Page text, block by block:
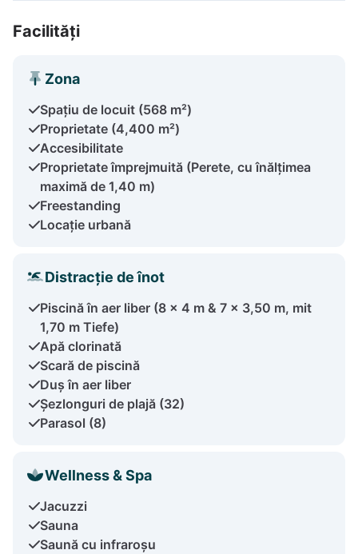
Facilități
Zona
Spațiu de locuit (568 m²)
Proprietate (4,400 m²)
Accesibilitate
Proprietate împrejmuită (Perete, cu înălțimea
maximă de 1,40 m)
Freestanding
Locație urbană
Distracție de înot
Piscină în aer liber (8 x 4 m & 7 x 3,50 m, mit
1,70 m Tiefe)
Apă clorinată
Scară de piscină
Duș în aer liber
Șezlonguri de plajă (32)
Parasol (8)
Wellness & Spa
Jacuzzi
Sauna
Saună cu infraroșu